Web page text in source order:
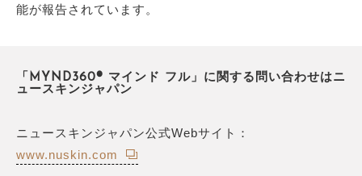
能が報告されています。
「MYND360® マインド フル」に関する問い合わせはニ
ュースキンジャパン
ニュースキンジャパン公式Webサイト：
www.nuskin.com